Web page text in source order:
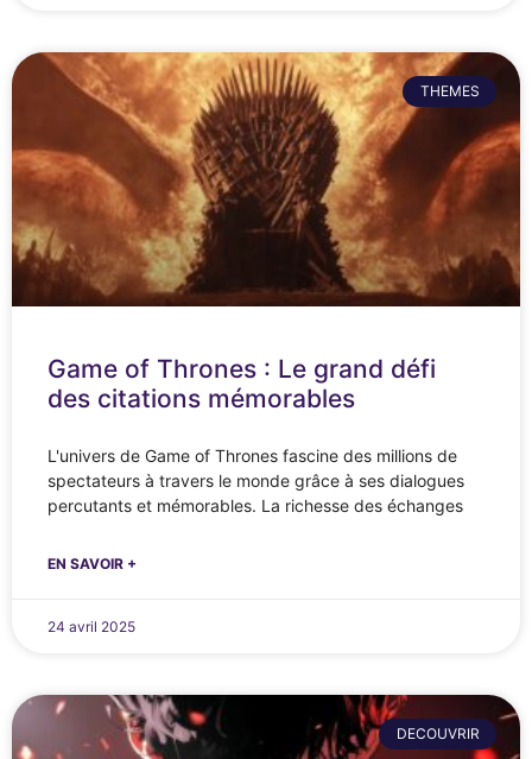
THEMES
Game of Thrones : Le grand défi
des citations mémorables
L'univers de Game of Thrones fascine des millions de
spectateurs à travers le monde grâce à ses dialogues
percutants et mémorables. La richesse des échanges
EN SAVOIR +
24 avril 2025
DECOUVRIR